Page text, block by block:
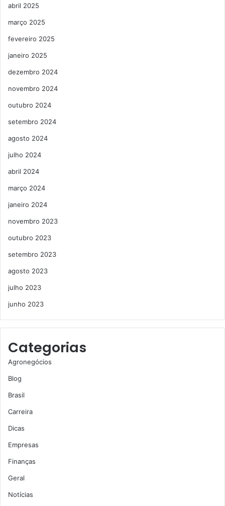
abril 2025
março 2025
fevereiro 2025
janeiro 2025
dezembro 2024
novembro 2024
outubro 2024
setembro 2024
agosto 2024
julho 2024
abril 2024
março 2024
janeiro 2024
novembro 2023
outubro 2023
setembro 2023
agosto 2023
julho 2023
junho 2023
Categorias
Agronegócios
Blog
Brasil
Carreira
Dicas
Empresas
Finanças
Geral
Notícias